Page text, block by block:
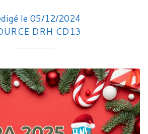
le 05/12/2024
DRH CD13